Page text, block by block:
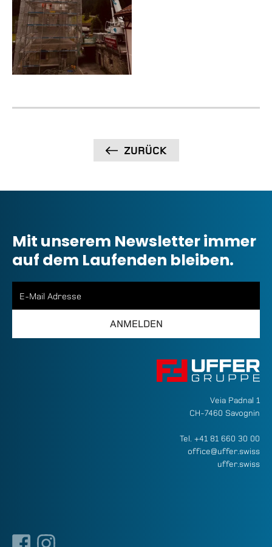
ZURÜCK
Mit unserem Newsletter immer
auf dem Laufenden bleiben.
Veia Padnal 1
CH-7460 Savognin
Tel. +41 81 660 30 00
office@uffer.swiss
uffer.swiss